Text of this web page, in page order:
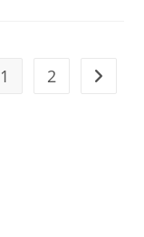
1 2 Aller à